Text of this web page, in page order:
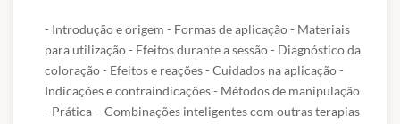
8 – Tratamento com Cone Chinês
- Origem da Técnica - Sistemas impactados - Propriedades -
Métodos de aplicação - Protocolos - Benefícios e indicações - Passo
- Introdução e origem - Formas de aplicação - Materiais
para utilização - Efeitos durante a sessão - Diagnóstico da
coloração - Efeitos e reações - Cuidados na aplicação -
Indicações e contraindicações - Métodos de manipulação
- Prática  - Combinações inteligentes com outras terapias